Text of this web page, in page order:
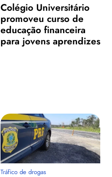
Colégio Universitário
promoveu curso de
educação financeira
para jovens aprendizes
Tráfico de drogas